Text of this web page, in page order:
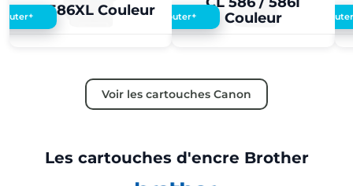
CL 586XL Couleur
+
Couleur
Ajouter+
Voir les cartouches Canon
Les cartouches d'encre Brother